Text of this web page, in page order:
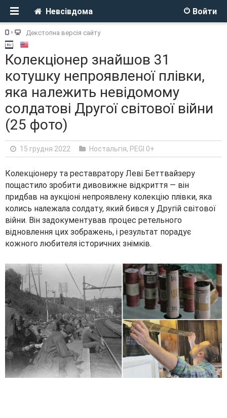
Войти
Невсівдома
Декстопна версія сайту
Колекціонер знайшов 31
котушку непроявленої плівки,
яка належить невідомому
солдатові Другої світової війни
(25 фото)
15 грудня 2022 Ностальгія, PEGI 0+
Колекціонеру та реставратору Леві Беттвайзеру
пощастило зробити дивовижне відкриття — він
придбав на аукціоні непроявлену колекцію плівки, яка
колись належала солдату, який бився у Другій світової
війни. Він задокументував процес ретельного
відновлення цих зображень, і результат порадує
кожного любителя історичних знімків.